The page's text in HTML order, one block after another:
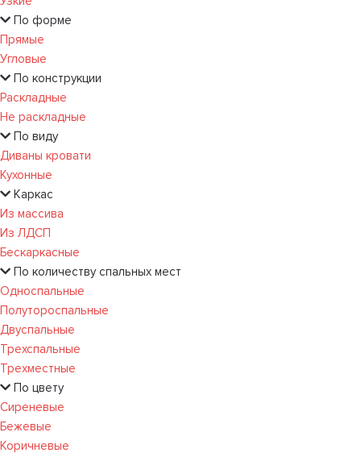
По форме
Прямые
Угловые
По конструкции
Раскладные
Не раскладные
По виду
Диваны кровати
Кухонные
Каркас
Из массива
Из ЛДСП
Бескаркасные
По количеству спальных мест
Односпальные
Полутороспальные
Двуспальные
Трехспальные
Трехместные
По цвету
Сиреневые
Бежевые
Коричневые